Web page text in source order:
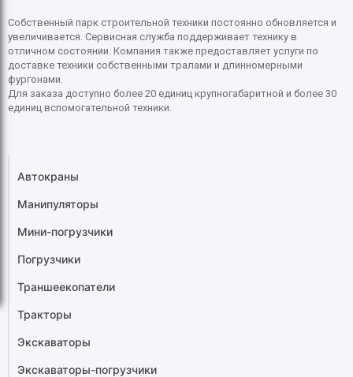
Собственный парк строительной техники постоянно обновляется и
увеличивается. Сервисная служба поддерживает технику в
отличном состоянии. Компания также предоставляет услуги по
доставке техники собственными тралами и длинномерными
фургонами.
Для заказа доступно более 20 единиц крупногабаритной и более 30
единиц вспомогательной техники.
Автокраны
Манипуляторы
Мини-погрузчики
Погрузчики
Траншеекопатели
Тракторы
Экскаваторы
Экскаваторы-погрузчики